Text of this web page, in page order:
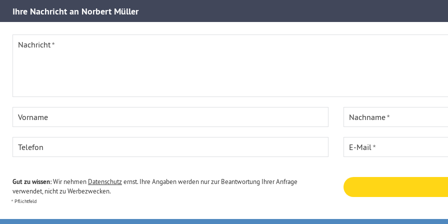
Ihre Nachricht an Norbert Müller
Nachricht
Vorname Nachname
Telefon E-Mail
Gut zu wissen:Wir nehmen Datenschutzernst. Ihre Angaben werden nur zur Beantwortung Ihrer Anfrage
verwendet, nicht zu Werbezwecken.
Pflichtfeld